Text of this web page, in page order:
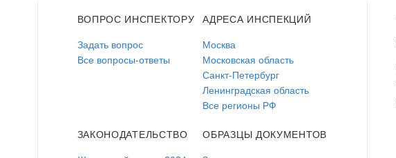
ВОПРОС ИНСПЕКТОРУ
Задать вопрос
Все вопросы-ответы
АДРЕСА ИНСПЕКЦИЙ
Москва
Московская область
Санкт-Петербург
Ленинградская область
Все регионы РФ
ЗАКОНОДАТЕЛЬСТВО
ОБРАЗЦЫ ДОКУМЕНТОВ